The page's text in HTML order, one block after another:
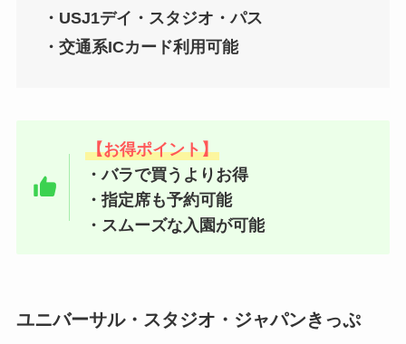
・USJ1デイ・スタジオ・パス
・交通系ICカード利用可能
【お得ポイント】
・バラで買うよりお得
・指定席も予約可能
・スムーズな入園が可能
ユニバーサル・スタジオ・ジャパンきっぷ